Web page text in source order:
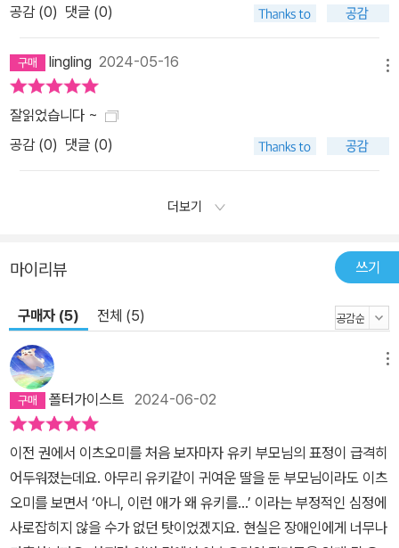
공감 (0) 댓글 (0)
lingling 2024-05-16
잘읽었습니다 ~
공감 (0) 댓글 (0)
더보기
마이리뷰 쓰기
구매자 (5) 전체 (5)
폴터가이스트 2024-06-02
이전 권에서 이츠오미를 처음 보자마자 유키 부모님의 표정이 급격히
어두워졌는데요. 아무리 유키같이 귀여운 딸을 둔 부모님이라도 이츠
오미를 보면서 ‘아니, 이런 애가 왜 유키를…’ 이라는 부정적인 심정에
사로잡히지 않을 수가 없던 탓이었겠지요. 현실은 장애인에게 너무나